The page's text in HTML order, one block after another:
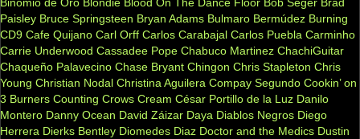
Paisley Bruce Springsteen Bryan Adams Bulmaro Bermúdez Burning
CD9 Cafe Quijano Carl Orff Carlos Carabajal Carlos Puebla Carminho
Carrie Underwood Cassadee Pope Chabuco Martinez ChachiGuitar
Chaqueño Palavecino Chase Bryant Chingon Chris Stapleton Chris
Young Christian Nodal Christina Aguilera Compay Segundo Cookin’ on
3 Burners Counting Crows Cream César Portillo de la Luz Danilo
Montero Danny Ocean David Záizar Daya Diablos Negros Diego
Herrera Dierks Bentley Diomedes Diaz Doctor and the Medics Dustin